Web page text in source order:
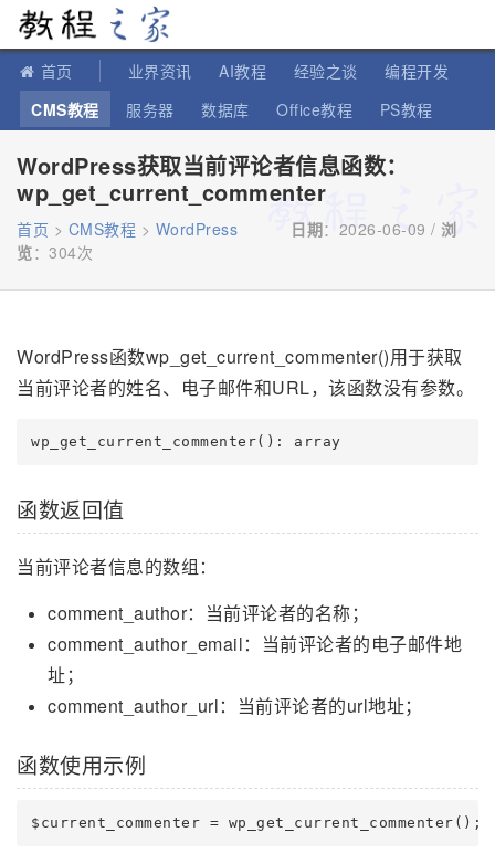
首页 业界资讯 AI教程 经验之谈
编程开发
CMS教程
服务器 数据库 Office教程
PS教程
WordPress获取当前评论者信息函数：
wp_get_current_commenter
首页 > CMS教程 > WordPress 日期：2026-06-09 / 浏
览： 304次
WordPress函数wp_get_current_commenter()用于获取
当前评论者的姓名、电子邮件和URL，该函数没有参数。
函数返回值
当前评论者信息的数组：
comment_author：当前评论者的名称；
comment_author_email：当前评论者的电子邮件地
址；
comment_author_url：当前评论者的url地址；
函数使用示例